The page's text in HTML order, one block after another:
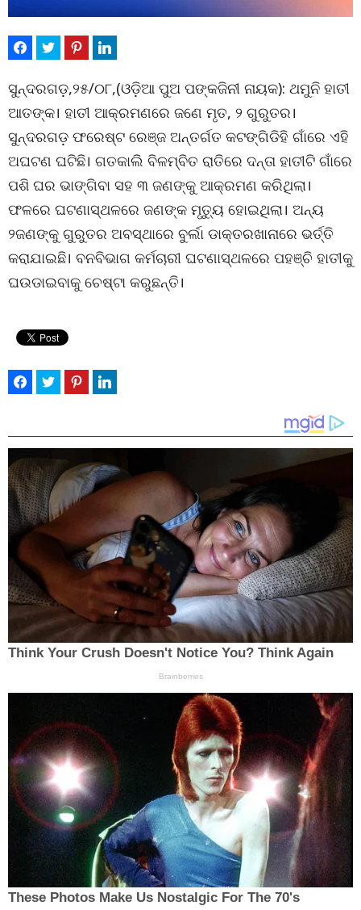
ସୁନ୍ଦରଗଡ଼,୨୫/୦୮,(ଓଡ଼ିଆ ପୁଅ ପଙ୍କଜିନୀ ନାୟକ): ଥମୁନି ହାତୀ
ଆତଙ୍କ। ହାତୀ ଆକ୍ରମଣରେ ଜଣେ ମୃତ, ୨ ଗୁରୁତର।
ସୁନ୍ଦରଗଡ଼ ଫରେଷ୍ଟ ରେଞ୍ଜ ଅନ୍ତର୍ଗତ କଟଙ୍ଗିଡିହି ଗାଁରେ ଏହି
ଅଘଟଣ ଘଟିଛି। ଗତକାଲି ବିଳମ୍ବିତ ରାତିରେ ଦନ୍ତା ହାତୀଟି ଗାଁରେ
ପଶି ଘର ଭାଙ୍ଗିବା ସହ ୩ ଜଣଙ୍କୁ ଆକ୍ରମଣ କରିଥିଲା।
ଫଳରେ ଘଟଣାସ୍ଥଳରେ ଜଣଙ୍କ ମୃତ୍ୟୁ ହୋଇଥିଲା। ଅନ୍ୟ
୨ଜଣଙ୍କୁ ଗୁରୁତର ଅବସ୍ଥାରେ ବୁର୍ଲା ଡାକ୍ତରଖାନାରେ ଭର୍ତ୍ତି
କରାଯାଇଛି। ବନବିଭାଗ କର୍ମଚାରୀ ଘଟଣାସ୍ଥଳରେ ପହଞ୍ଚି ହାତୀକୁ
ଘଉଡାଇବାକୁ ଚେଷ୍ଟା କରୁଛନ୍ତି।